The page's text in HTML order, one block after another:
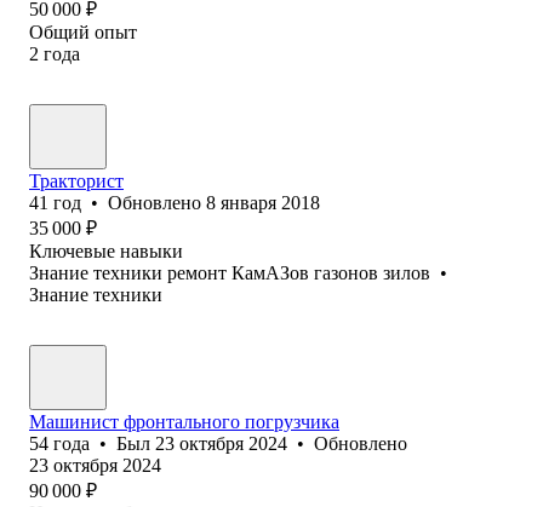
50 000 ₽
Общий опыт
2 года
Тракторист
41 год • Обновлено 8 января 2018
35 000 ₽
Ключевые навыки
Знание техники ремонт КамАЗов газонов зилов •
Знание техники
Машинист фронтального погрузчика
54 года • Был 23 октября 2024 • Обновлено
23 октября 2024
90 000 ₽